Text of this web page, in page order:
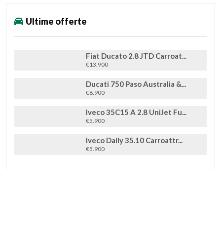
Ultime offerte
Fiat Ducato 2.8 JTD Carroat...
€13.900
Ducati 750 Paso Australia &...
€8.900
Iveco 35C15 A 2.8 UniJet Fu...
€5.900
Iveco Daily 35.10 Carroattr...
€5.900